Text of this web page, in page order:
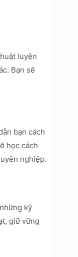
luyện
Bạn sẽ
bạn cách
học cách
nghiệp.
kỹ
giữ vững